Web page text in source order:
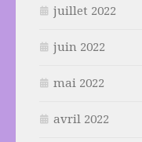
juillet 2022
juin 2022
mai 2022
avril 2022